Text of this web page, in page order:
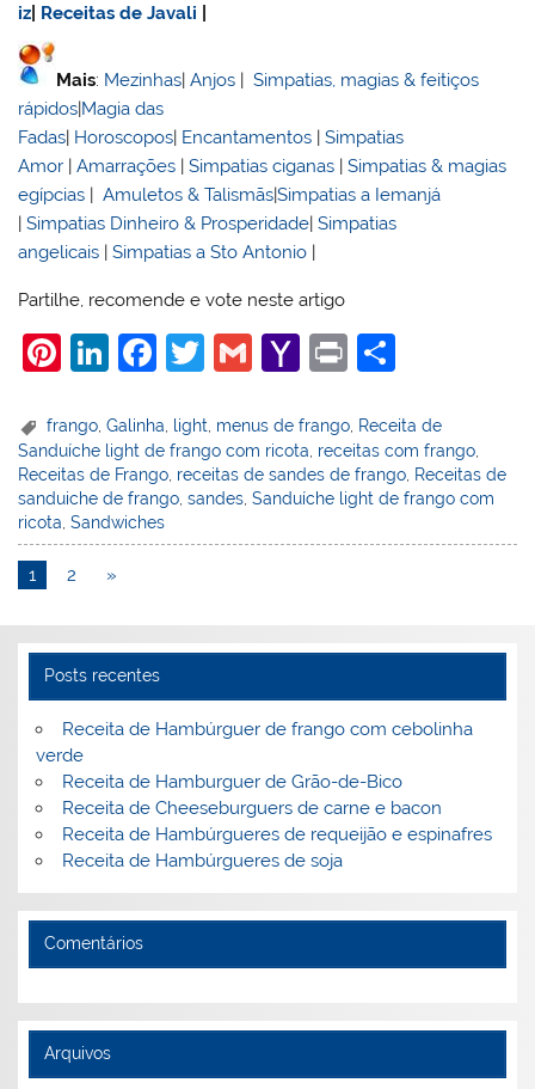
iz Receitas de Javali
Mais: Mezinhas|Anjos |Simpatias, magias & feitiços
rápidos|Magia das
Fadas| Horoscopos| Encantamentos |Simpatias
Amor |Amarrações |Simpatias ciganas |Simpatias & magias
egípcias |Amuletos & Talismãs|Simpatias a Iemanjá
|Simpatias Dinheiro & Prosperidade|Simpatias
angelicais |Simpatias a Sto Antonio |
Partilhe, recomende e vote neste artigo
Pi
er
e
st
Li
k
e
dI
n
F
c
e
b
o
T
itt
er
G
ai
l
Y
h
o
o
M
Pr
t
ar
e
frango ,Galinha light menus de frango Receita de
Sanduíche light de frango com ricota, receitas com frango,
Receitas de Frango, receitas de sandes de frango, Receitas de
sanduiche de frango,sandes,Sanduíche light de frango com
ricota,Sandwiches
1 2 »
Posts recentes
Receita de Hambúrguer de frango com cebolinha
verde
Receita de Hamburguer de Grão-de-Bico
Receita de Cheeseburguers de carne e bacon
Receita de Hambúrgueres de requeijão e espinafres
Receita de Hambúrgueres de soja
Comentários
Arquivos